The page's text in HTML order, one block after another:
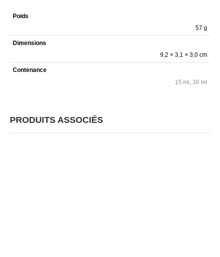
Poids
57 g
Dimensions
9,2 × 3,1 × 3,0 cm
Contenance
15 ml, 30 ml
PRODUITS ASSOCIÉS